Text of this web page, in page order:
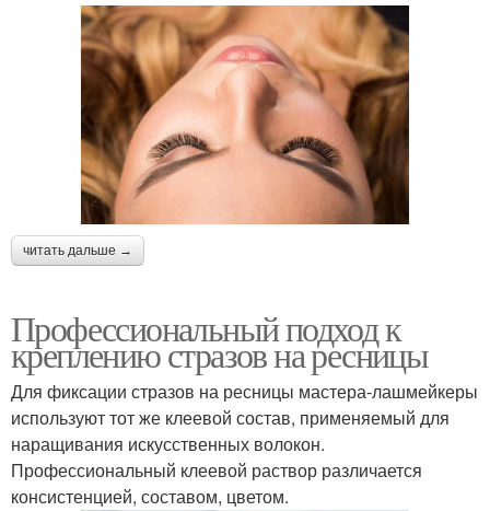
читать дальше →
Профессиональный подход к
креплению стразов на ресницы
Для фиксации стразов на ресницы мастера-лашмейкеры
используют тот же клеевой состав, применяемый для
наращивания искусственных волокон.
Профессиональный клеевой раствор различается
консистенцией, составом, цветом.